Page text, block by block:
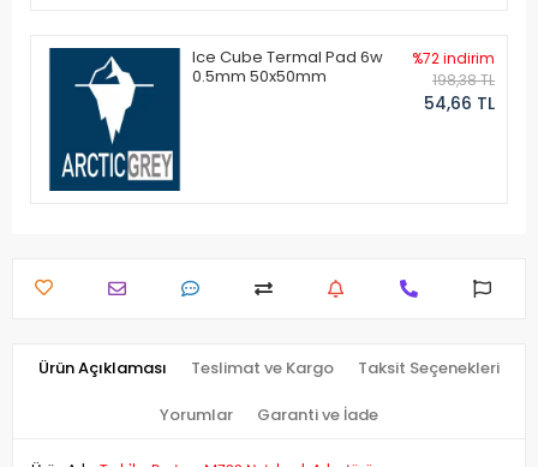
Ice Cube Termal Pad 6w
0.5mm 50x50mm
%72 indirim
198,38 TL
54,66 TL
Ürün Açıklaması Teslimat ve Kargo Taksit Seçenekleri
Yorumlar Garanti ve İade